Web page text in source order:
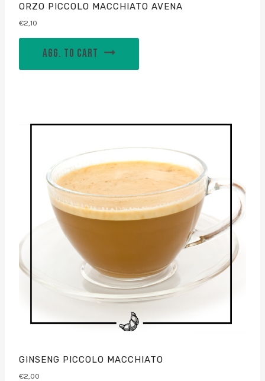
ORZO PICCOLO MACCHIATO AVENA
€2,10
AGG. TO CART
GINSENG PICCOLO MACCHIATO
€2,00